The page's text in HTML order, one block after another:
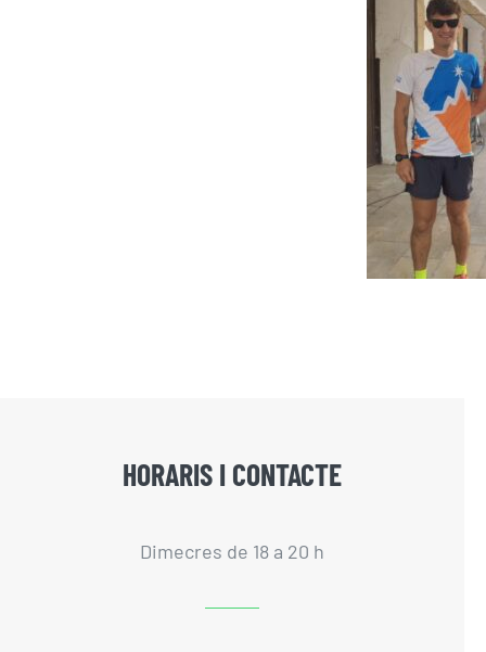
HORARIS I CONTACTE
Dimecres de 18 a 20 h